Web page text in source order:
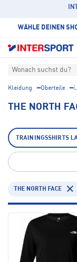
WÄHLE DEINEN
Wonach suchst du?
Kleidung Oberteile
THE NORTH
TRAININGSSHIRTS
THE NORTH FACE